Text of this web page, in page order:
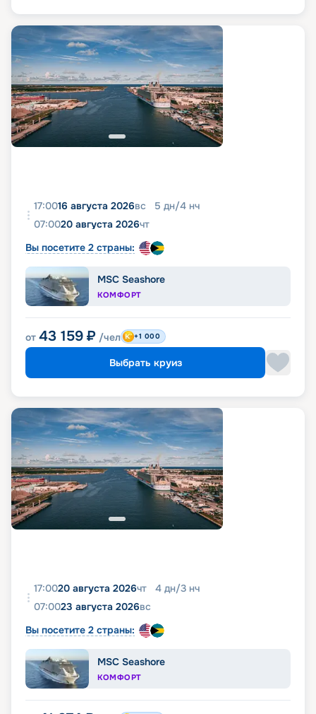
17:0016 августа 2026вс 5 дн/4 нч
07:0020 августа 2026чт
Вы посетите 2 страны:
MSC Seashore
КОМФОРТ
от 43 159 ₽ /чел +1 000
Выбрать круиз
17:0020 августа 2026чт 4 дн/3 нч
07:0023 августа 2026вс
Вы посетите 2 страны:
MSC Seashore
КОМФОРТ